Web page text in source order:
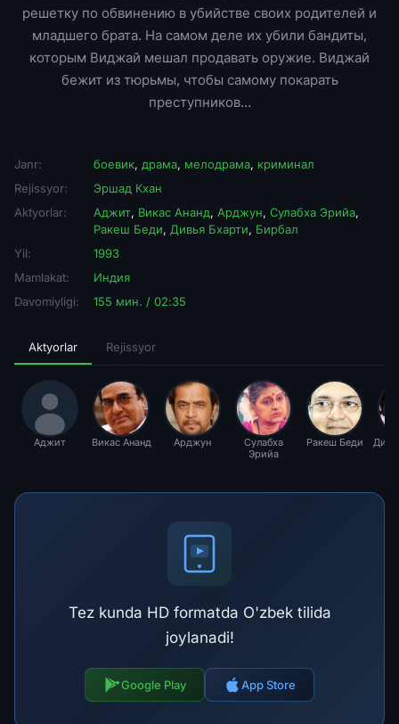
решетку по обвинению в убийстве своих родителей и
младшего брата. На самом деле их убили бандиты,
которым Виджай мешал продавать оружие. Виджай
бежит из тюрьмы, чтобы самому покарать
преступников...
Janr: боевик, драма, мелодрама, криминал
Rejissyor:
Эршад Кхан
Aktyorlar:
Аджит, Викас Ананд, Арджун, Сулабха Эрийа,
Ракеш Беди, Дивья Бхарти, Бирбал
Yil:
1993
Mamlakat:
Индия
Davomiyligi:
155 мин. / 02:35
Aktyorlar Rejissyor
Аджит Викас Ананд Арджун
Сулабха
Эрийа
Ракеш Беди
Tez kunda HD formatda O'zbek tilida
joylanadi!
Google Play App Store